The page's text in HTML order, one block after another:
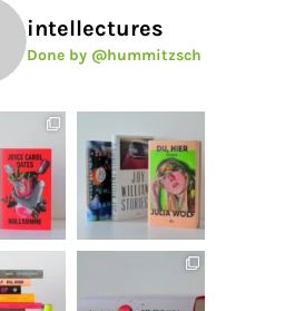
intellectures
Done by @hummitzsch